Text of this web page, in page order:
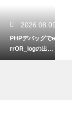
2026.08.09
PHPデバッグでe
rrOR_logの出力
先は？エラーの